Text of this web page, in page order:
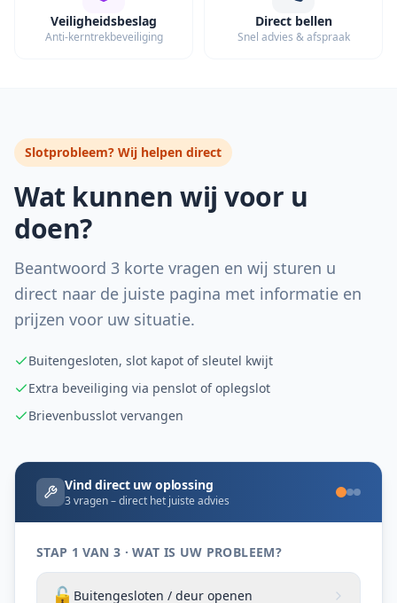
Veiligheidsbeslag
Anti-kerntrekbeveiliging
Direct bellen
Snel advies & afspraak
Slotprobleem? Wij helpen direct
Wat kunnen wij voor u
doen?
Beantwoord 3 korte vragen en wij sturen u
direct naar de juiste pagina met informatie en
prijzen voor uw situatie.
Buitengesloten, slot kapot of sleutel kwijt
Extra beveiliging via penslot of oplegslot
Brievenbusslot vervangen
Vind direct uw oplossing
3 vragen – direct het juiste advies
STAP 1 VAN 3 · WAT IS UW PROBLEEM?
🔓 Buitengesloten / deur openen